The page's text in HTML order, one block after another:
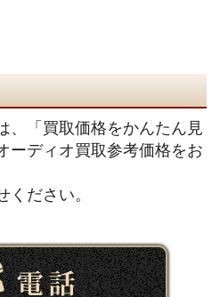
、「買取価格をかんたん見
ーディオ買取参考価格をお
ください。